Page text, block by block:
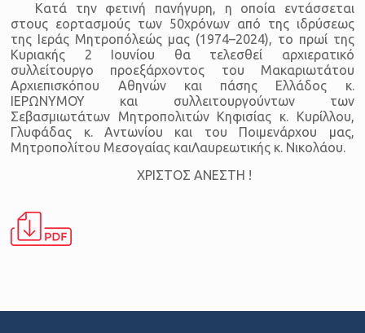
Κατά την φετινή πανήγυρη, η οποία εντάσσεται
στους εορτασμούς των 50χρόνων από της ιδρύσεως
της Ιεράς Μητροπόλεώς μας (1974–2024), το πρωί της
Κυριακής 2 Ιουνίου θα τελεσθεί αρχιερατικό
συλλείτουργο προεξάρχοντος του Μακαριωτάτου
Αρχιεπισκόπου Αθηνών και πάσης Ελλάδος κ.
ΙΕΡΩΝΥΜΟΥ και συλλειτουργούντων των
Σεβασμιωτάτων Μητροπολιτών Κηφισίας κ. Κυρίλλου,
Γλυφάδας κ. Αντωνίου και του Ποιμενάρχου μας,
Μητροπολίτου Μεσογαίας καιΛαυρεωτικής κ. Νικολάου.
ΧΡΙΣΤΟΣ ΑΝΕΣΤΗ !